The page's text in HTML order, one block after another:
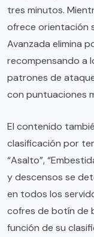
tres minutos.
ofrece orientación
Avanzada elimina
recompensando a
patrones de
con puntuaciones
El contenido
clasificación por
“Asalto”,
y descensos se
en todos los
cofres de botín de
función de su